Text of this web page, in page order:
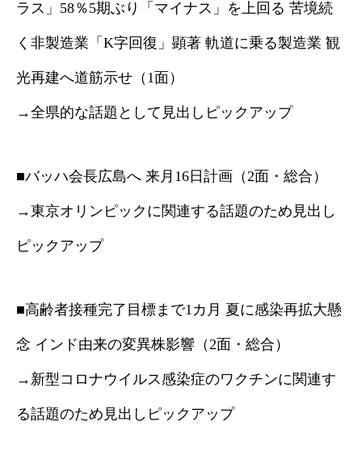
ラス」58％5期ぶり「マイナス」を上回る 苦境続
く非製造業「K字回復」顕著 軌道に乗る製造業 観
光再建へ道筋示せ（1面）
→全県的な話題として見出しピックアップ
■バッハ会長広島へ 来月16日計画（2面・総合）
→東京オリンピックに関連する話題のため見出し
ピックアップ
■高齢者接種完了目標まで1カ月 夏に感染再拡大懸
念 インド由来の変異株影響（2面・総合）
→新型コロナウイルス感染症のワクチンに関連す
る話題のため見出しピックアップ